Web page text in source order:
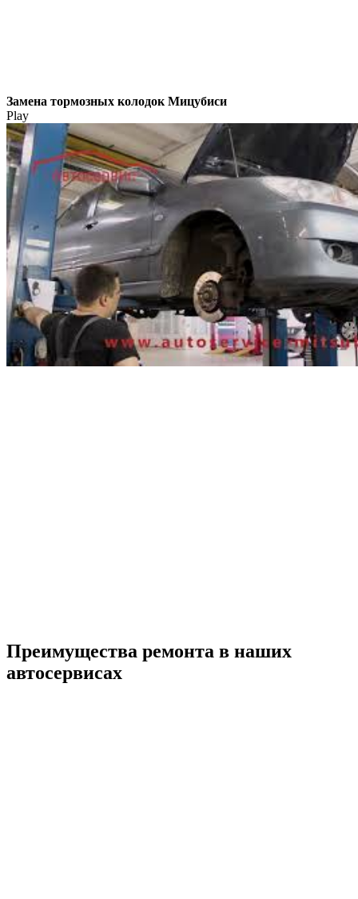
Замена тормозных колодок Мицубиси
Play
Преимущества ремонта в наших
автосервисах